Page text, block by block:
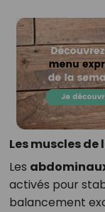
Les muscles
Les
activés pour
balancement